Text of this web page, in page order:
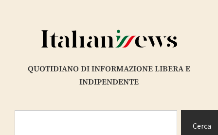
QUOTIDIANO DI INFORMAZIONE LIBERA E
INDIPENDENTE
Cerca